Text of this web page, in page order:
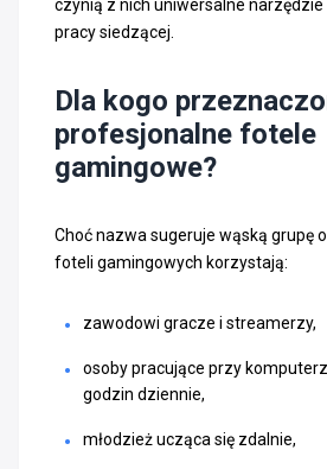
czynią z nich uniwersalne
pracy siedzącej.
Dla kogo
profesjonalne fotele
gamingowe?
Choć nazwa sugeruje wąską grupę
foteli gamingowych korzystają:
zawodowi gracze i streamerzy,
osoby pracujące przy
godzin dziennie,
młodzież ucząca się zdalnie,